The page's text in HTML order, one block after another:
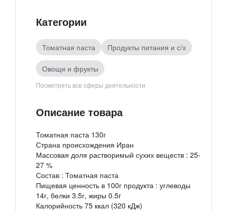
Категории
Томатная паста Продукты питания и с/х
Овощи и фрукты
Потребительские товары оптом
Овощные консервы
Посмотреть все сферы деятельности
Описание товара
Томатная паста 130г
Страна происхождения Иран
Массовая доля растворимый сухих веществ : 25-
27 %
Состав : Томатная паста
Пищевая ценность в 100г продукта : углеводы
14г, белки 3.5г, жиры 0.5г
Калорийность 75 ккал (320 кДж)